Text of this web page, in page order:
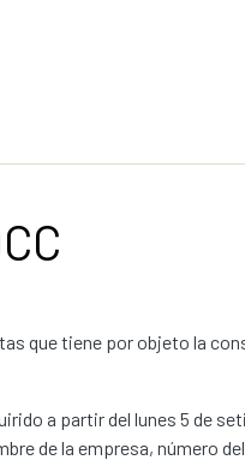
que tiene por objeto la
a partir del lunes 5 de
de la empresa, número